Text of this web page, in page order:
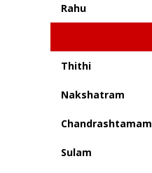
Rahu
Thithi
Nakshatram
Chandrashtamam
Sulam